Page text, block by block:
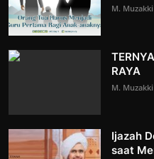
M.
RAYA
M.
Ijazah
saat